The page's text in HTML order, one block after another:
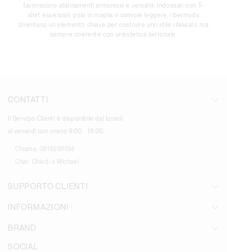
favoriscono abbinamenti armoniosi e versatili. Indossati con T-
shirt essenziali, polo in maglia o camicie leggere, i bermuda
diventano un elemento chiave per costruire uno stile rilassato ma
sempre coerente con un’estetica sartoriale.
CONTATTI
Il Servizio Clienti è disponibile dal lunedì
al venerdì con orario 9:00 - 18:00.
Chiama: 0818268194
Chat:
Chiedi a Michael
SUPPORTO CLIENTI
INFORMAZIONI
BRAND
SOCIAL